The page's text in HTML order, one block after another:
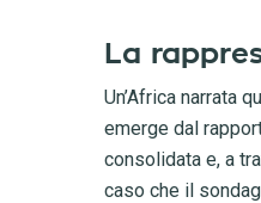
La
Un’Africa narrata
emerge dal
consolidata e, a
caso che il